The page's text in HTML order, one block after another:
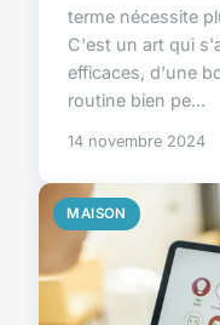
terme nécessite
C'est un art qui
efficaces, d'une
routine bien pe...
14 novembre 2024
MAISON